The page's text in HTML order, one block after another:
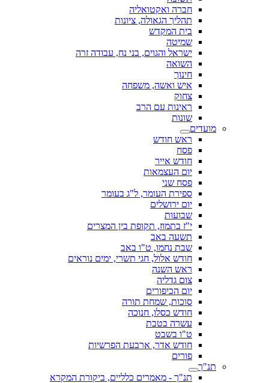
חברה ואקטואליה
תהליך הגאולה, ציונות
בית המקדש
שמיטה
ישראל והגוים, בני נח, עבודה זרה
השואה
חינוך
איש ואשה, משפחה
צחוק
ראינות עם הרב
שונות
מועדים
ראש חודש
פסח
חודש אייר
יום העצמאות
פסח שני
ספירת העומר, ל"ג בעומר
יום ירושלים
שבועות
י"ז בתמוז, תקופת בין המצרים
תשעה באב
שבת נחמו, ט"ו באב
חודש אלול, חגי תשרי, ימים נוראים
ראש השנה
צום גדליה
יום הכיפורים
סוכות, שמחת תורה
חודש כסלו, חנוכה
עשרה בטבת
ט"ו בשבט
חודש אדר, ארבעת הפרשיות
פורים
תנ"ך
תנ"ך - מאמרים כלליים, ביקורת המקרא